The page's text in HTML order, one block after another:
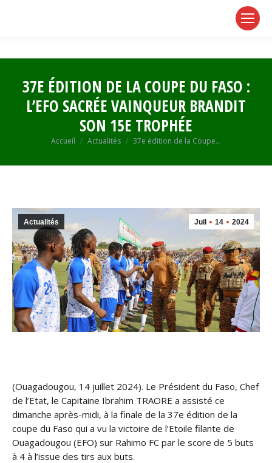
37E ÉDITION DE LA COUPE DU FASO :
L’EFO SACRÉE VAINQUEUR BRANDIT
SON 15E TROPHÉE
Vous êtes ici :
Accueil Actualités 37e édition de la Coupe…
Juil 14 2024
Actualités
(Ouagadougou, 14 juillet 2024). Le Président du Faso, Chef
de l’Etat, le Capitaine Ibrahim TRAORE a assisté ce
dimanche après-midi, à la finale de la 37e édition de la
coupe du Faso qui a vu la victoire de l’Etoile filante de
Ouagadougou (EFO) sur Rahimo FC par le score de 5 buts
à 4 à l’issue des tirs aux buts.